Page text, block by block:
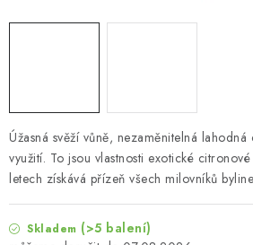
Doprava a platba Recenze
Věrnostní
Úžasná svěží vůně, nezaměnitelná
využití. To jsou vlastnosti exotické
letech získává přízeň všech milovníků
Skladem (>5 balení)